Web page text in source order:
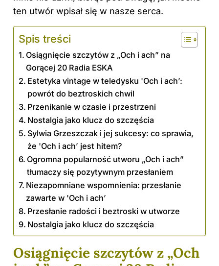
ten utwór wpisał się w nasze serca.
Spis treści
Osiągnięcie szczytów z „Och i ach” na
Gorącej 20 Radia ESKA
Estetyka vintage w teledysku 'Och i ach’:
powrót do beztroskich chwil
Przenikanie w czasie i przestrzeni
Nostalgia jako klucz do szczęścia
Sylwia Grzeszczak i jej sukcesy: co sprawia,
że 'Och i ach’ jest hitem?
Ogromna popularność utworu „Och i ach”
tłumaczy się pozytywnym przesłaniem
Niezapomniane wspomnienia: przesłanie
zawarte w 'Och i ach’
Przesłanie radości i beztroski w utworze
Nostalgia jako klucz do szczęścia
Osiągnięcie szczytów z „Och